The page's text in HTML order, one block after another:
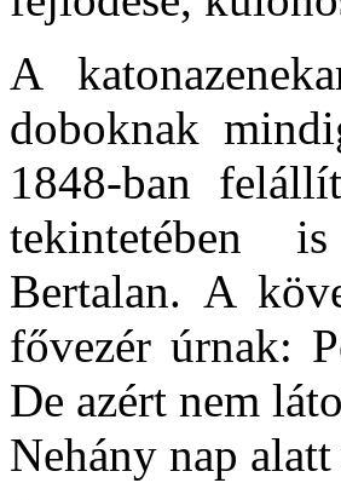
A
doboknak
1848-ban
tekintetében
Bertalan. A
fővezér úrnak:
De azért nem
Nehány nap